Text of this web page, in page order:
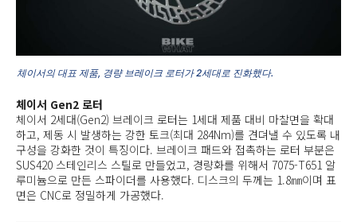
체이서의 대표 제품, 경량 브레이크 로터가 2세대로 진화했다.
체이서 Gen2 로터
체이서 2세대(Gen2) 브레이크 로터는 1세대 제품 대비 마찰면을 확대
하고, 제동 시 발생하는 강한 토크(최대 284Nm)를 견뎌낼 수 있도록 내
구성을 강화한 것이 특징이다. 브레이크 패드와 접촉하는 로터 부분은
SUS420 스테인리스 스틸로 만들었고, 경량화를 위해서 7075-T651 알
루미늄으로 만든 스파이더를 사용했다. 디스크의 두께는 1.8㎜이며 표
면은 CNC로 정밀하게 가공했다.